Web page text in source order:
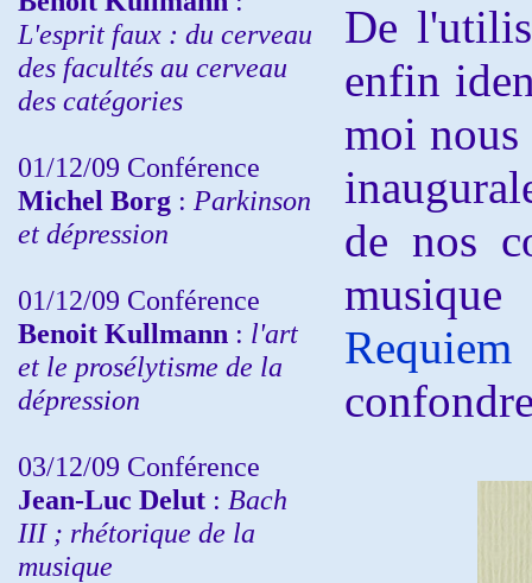
L'esprit faux : du cerveau
des facultés au cerveau
des catégories
01/12/09 Conférence
Michel Borg : Parkinson
et dépression
01/12/09 Conférence
Benoit Kullmann : l'art
et le prosélytisme de la
dépression
03/12/09 Conférence
Jean-Luc Delut : Bach
III ; rhétorique de la
musique
De
enfin
moi nous
de nos